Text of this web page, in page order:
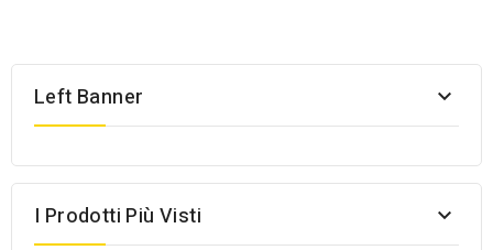
Left Banner 
I Prodotti Più Visti 